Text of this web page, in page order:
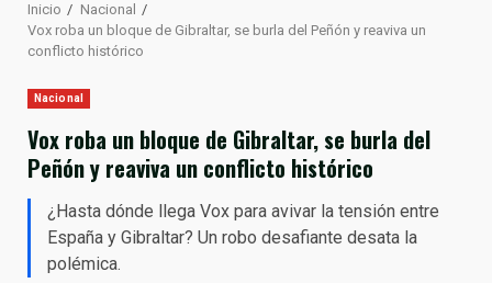
Inicio
Nacional
Vox roba un bloque de Gibraltar, se burla del Peñón y reaviva un
conflicto histórico
Nacional
Vox roba un bloque de Gibraltar, se burla del
Peñón y reaviva un conflicto histórico
¿Hasta dónde llega Vox para avivar la tensión entre
España y Gibraltar? Un robo desafiante desata la
polémica.